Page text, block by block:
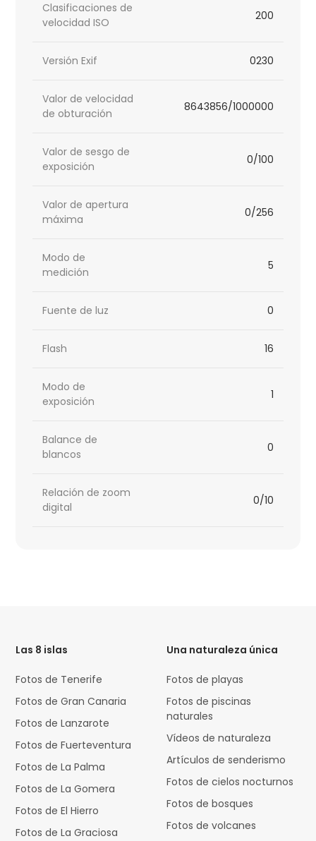
Clasificaciones de
velocidad ISO
200
Versión Exif 0230
Valor de velocidad
de obturación
8643856/1000000
Valor de sesgo de
exposición
0/100
Valor de apertura
máxima
0/256
Modo de
medición
5
Fuente de luz 0
Flash 16
Modo de
exposición
1
Balance de
blancos
0
Relación de zoom
digital
0/10
Las 8 islas
Fotos de Tenerife
Fotos de Gran Canaria
Fotos de Lanzarote
Fotos de Fuerteventura
Fotos de La Palma
Fotos de La Gomera
Fotos de El Hierro
Fotos de La Graciosa
Una naturaleza única
Fotos de playas
Fotos de piscinas
naturales
Vídeos de naturaleza
Artículos de senderismo
Fotos de cielos nocturnos
Fotos de bosques
Fotos de volcanes